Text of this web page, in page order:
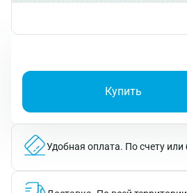
Купить
Удобная оплата. По счету или